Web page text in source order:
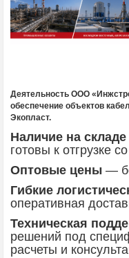
Деятельность ООО
обеспечение объектов
Экопласт.
Наличие на складе
готовы к отгрузке
Оптовые цены —
Гибкие
оперативная
Техническая
решений под
расчеты и